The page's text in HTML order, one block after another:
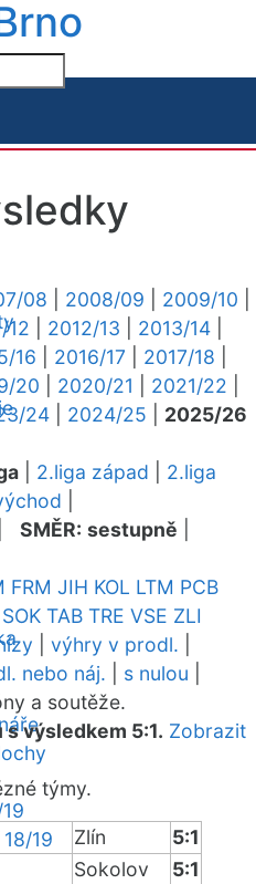
19
08 2008/09 2009/10
12 2012/13 2013/14
16 2016/17 2017/18
20 2020/21 2021/22
24 2024/25
2025/26
2.liga západ
2.liga
SMĚR: sestupně
FRM JIH KOL LTM PCB
SOK TAB TRE VSE ZLI
výhry v prodl.
nebo náj. s nulou
a soutěže.
výsledkem 5:1. Zobrazit
týmy.
Zlín
5:1
Sokolov
5:1